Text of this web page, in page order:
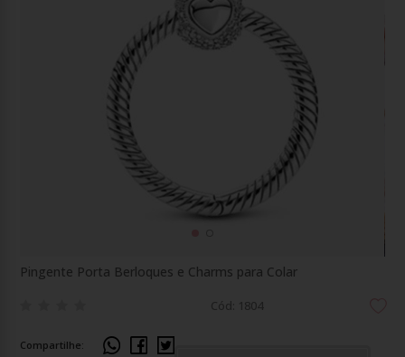
Pingente Porta Berloques e Charms para Colar
Cód: 1804
Compartilhe: